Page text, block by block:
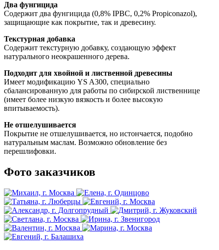
Два фунгицида
Содержит два фунгицида (0,8% IPBC, 0,2% Propiconazol),
защищающие как покрытие, так и древесину.
Текстурная добавка
Содержит текстурную добавку, создающую эффект
натурального неокрашенного дерева.
Подходит для хвойной и лиственной древесины
Имеет модификацию YS A300, специально
сбалансированную для работы по сибирской лиственнице
(имеет более низкую вязкость и более высокую
впитываемость).
Не отшелушивается
Покрытие не отшелушивается, но истончается, подобно
натуральным маслам. Возможно обновление без
перешлифовки.
Фото заказчиков